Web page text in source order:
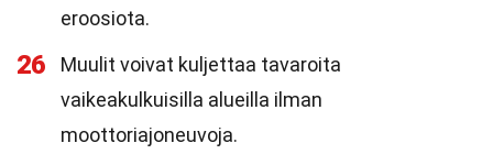
eroosiota.
26
Muulit voivat kuljettaa tavaroita
vaikeakulkuisilla alueilla ilman
moottoriajoneuvoja.